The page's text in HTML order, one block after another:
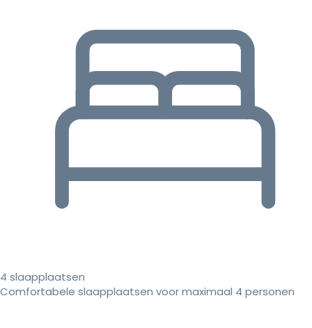
4 slaapplaatsen
Comfortabele slaapplaatsen voor maximaal 4 personen